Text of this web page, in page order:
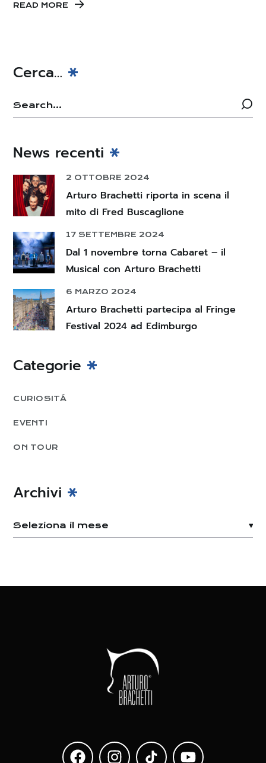
READ MORE
Cerca…
News recenti
2 OTTOBRE 2024
Arturo Brachetti riporta in scena il
mito di Fred Buscaglione
17 SETTEMBRE 2024
Dal 1 novembre torna Cabaret – il
Musical con Arturo Brachetti
6 MARZO 2024
Arturo Brachetti partecipa al Fringe
Festival 2024 ad Edimburgo
Categorie
CURIOSITÁ
EVENTI
ON TOUR
Archivi